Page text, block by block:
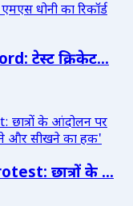
टेस्ट क्रिकेट...
छात्रों के ...